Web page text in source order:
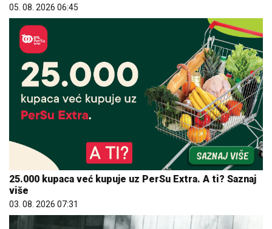
05. 08. 2026 06:45
25.000 kupaca već kupuje uz PerSu Extra. A ti? Saznaj
više
03. 08. 2026 07:31